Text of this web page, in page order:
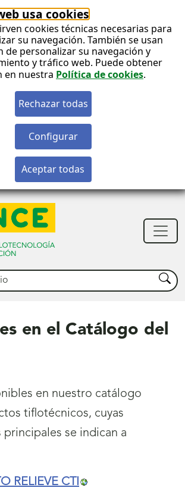
usa cookies
cookies técnicas necesarias para
su navegación. También se usan
de personalizar su navegación y
y tráfico web. Puede obtener
en nuestra Política de cookies.
Buscar
en el Catálogo del
en nuestro catálogo
tiflotécnicos, cuyas
principales se indican a
RELIEVE CTI